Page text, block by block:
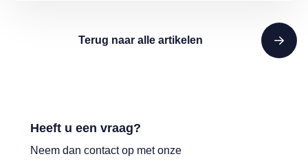
Terug naar alle artikelen
Heeft u een vraag?
Neem dan contact op met onze